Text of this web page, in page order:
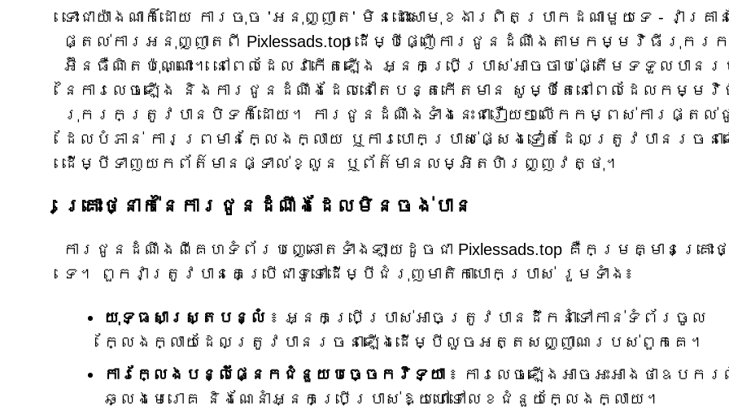
ទោះជាយ៉ាងណាក៏ដោយ ការចុច 'អនុញ្ញាត' មិនដោះសោមុខងារពិតប្រាកដណាមួយទេ - វាគ្រាន់
ផ្តល់ការអនុញ្ញាតពី Pixlessads.top ដើម្បីផ្ញើការជូនដំណឹងតាមកម្មវិធីរុករក
អ៊ីនធឺណិតប៉ុណ្ណោះ។ នៅពេលដែលវាកើតឡើង អ្នកប្រើប្រាស់អាចចាប់ផ្តើមទទួលបានរ
នៃការលេចឡើង និងការជូនដំណឹងដែលនៅតែបន្តកើតមាន សូម្បីតែនៅពេលដែលកម្មវិ
រុករកត្រូវបានបិទក៏ដោយ។ ការជូនដំណឹងទាំងនេះជារឿយៗលើកកម្ពស់ការផ្តល់
ដែលបំភាន់ ការព្រមានក្លែងក្លាយ ឬការបោកប្រាស់ផ្សេងទៀតដែលត្រូវបានរចនា
ដើម្បីទាញយកព័ត៌មានផ្ទាល់ខ្លួន ឬព័ត៌មានលម្អិតហិរញ្ញវត្ថុ។
គ្រោះថ្នាក់នៃការជូនដំណឹងដែលមិនចង់បាន
ការជូនដំណឹងពីគេហទំព័របញ្ឆោតទាំងឡាយដូចជា Pixlessads.top គឺកម្រគ្មានគ្រោះ
ទេ។ ពួកវាត្រូវបានគេប្រើជាទូទៅដើម្បីជំរុញមាតិកាបោកប្រាស់ រួមទាំង៖
យុទ្ធសាស្ត្របន្លំ ៖ អ្នកប្រើប្រាស់អាចត្រូវបានដឹកនាំទៅកាន់ទំព័រចូល
ក្លែងក្លាយដែលត្រូវបានរចនាឡើងដើម្បីលួចអត្តសញ្ញាណរបស់ពួកគេ។
ការក្លែងបន្លំផ្នែកជំនួយបច្ចេកវិទ្យា ៖ ការលេចឡើងអាចអះអាងថាឧបករណ៍
ឆ្លងមេរោគ និងណែនាំអ្នកប្រើប្រាស់ឱ្យហៅទៅលេខជំនួយក្លែងក្លាយ។